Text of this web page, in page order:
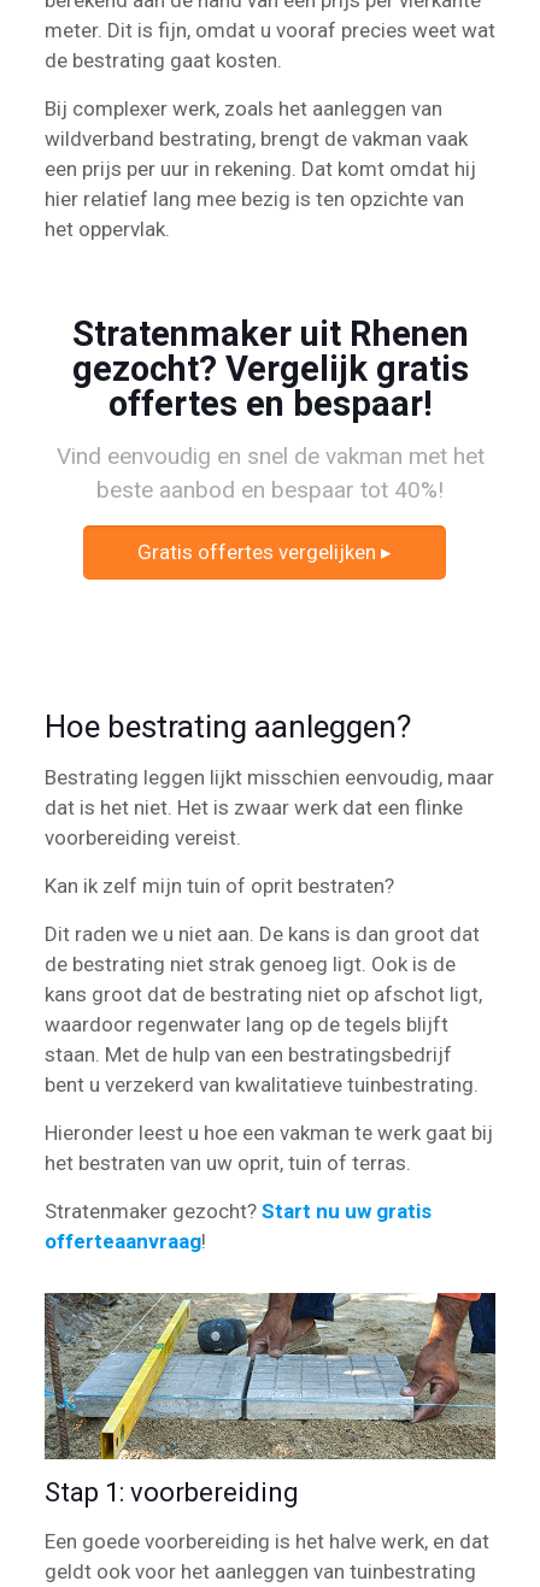
meter. Dit is fijn, omdat u vooraf precies weet wat
de bestrating gaat kosten.
Bij complexer werk, zoals het aanleggen van
wildverband bestrating, brengt de vakman vaak
een prijs per uur in rekening. Dat komt omdat hij
hier relatief lang mee bezig is ten opzichte van
het oppervlak.
Stratenmaker uit Rhenen
gezocht? Vergelijk gratis
offertes en bespaar!
Vind eenvoudig en snel de vakman met het
beste aanbod en bespaar tot 40%!
Gratis offertes vergelijken ▸
Hoe bestrating aanleggen?
Bestrating leggen lijkt misschien eenvoudig, maar
dat is het niet. Het is zwaar werk dat een flinke
voorbereiding vereist.
Kan ik zelf mijn tuin of oprit bestraten?
Dit raden we u niet aan. De kans is dan groot dat
de bestrating niet strak genoeg ligt. Ook is de
kans groot dat de bestrating niet op afschot ligt,
waardoor regenwater lang op de tegels blijft
staan. Met de hulp van een bestratingsbedrijf
bent u verzekerd van kwalitatieve tuinbestrating.
Hieronder leest u hoe een vakman te werk gaat bij
het bestraten van uw oprit, tuin of terras.
Stratenmaker gezocht? Start nu uw gratis
offerteaanvraag!
Stap 1: voorbereiding
Een goede voorbereiding is het halve werk, en dat
geldt ook voor het aanleggen van tuinbestrating